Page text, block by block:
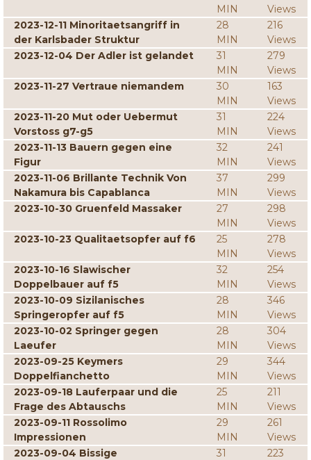
MIN
Views
2023-12-11 Minoritaetsangriff in
der Karlsbader Struktur
28
MIN
216
Views
2023-12-04 Der Adler ist gelandet
31
MIN
279
Views
2023-11-27 Vertraue niemandem
30
MIN
163
Views
2023-11-20 Mut oder Uebermut
Vorstoss g7-g5
31
MIN
224
Views
2023-11-13 Bauern gegen eine
Figur
32
MIN
241
Views
2023-11-06 Brillante Technik Von
Nakamura bis Capablanca
37
MIN
299
Views
2023-10-30 Gruenfeld Massaker
27
MIN
298
Views
2023-10-23 Qualitaetsopfer auf f6
25
MIN
278
Views
2023-10-16 Slawischer
Doppelbauer auf f5
32
MIN
254
Views
2023-10-09 Sizilanisches
Springeropfer auf f5
28
MIN
346
Views
2023-10-02 Springer gegen
Laeufer
28
MIN
304
Views
2023-09-25 Keymers
Doppelfianchetto
29
MIN
344
Views
2023-09-18 Lauferpaar und die
Frage des Abtauschs
25
MIN
211
Views
2023-09-11 Rossolimo
Impressionen
29
MIN
261
Views
2023-09-04 Bissige
31
223